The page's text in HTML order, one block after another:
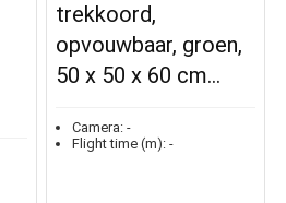
trekkoord,
opvouwbaar, groen,
50 x 50 x 60 cm…
Camera: -
Flight time (m): -